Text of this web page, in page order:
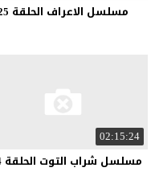
مسلسل الاعراف الحلقة 25
02:15:24
مسلسل شراب التوت الحلقة 124